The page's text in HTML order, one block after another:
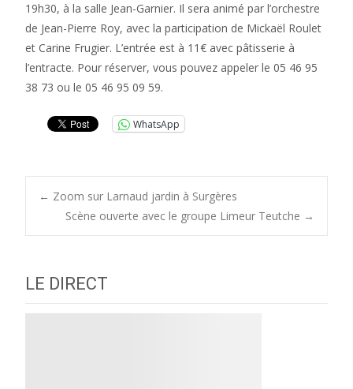
19h30, à la salle Jean-Garnier. Il sera animé par l’orchestre
de Jean-Pierre Roy, avec la participation de Mickaël Roulet
et Carine Frugier. L’entrée est à 11€ avec pâtisserie à
l’entracte. Pour réserver, vous pouvez appeler le 05 46 95
38 73 ou le 05 46 95 09 59.
WhatsApp
Post
← Zoom sur Larnaud jardin à Surgères
Scène ouverte avec le groupe Limeur Teutche →
LE DIRECT